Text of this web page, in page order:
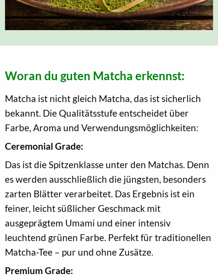
Woran du guten Matcha erkennst:
Matcha ist nicht gleich Matcha, das ist sicherlich
bekannt. Die Qualitätsstufe entscheidet über
Farbe, Aroma und Verwendungsmöglichkeiten:
Ceremonial Grade:
Das ist die Spitzenklasse unter den Matchas. Denn
es werden ausschließlich die jüngsten, besonders
zarten Blätter verarbeitet. Das Ergebnis ist ein
feiner, leicht süßlicher Geschmack mit
ausgeprägtem Umami und einer intensiv
leuchtend grünen Farbe. Perfekt für traditionellen
Matcha-Tee – pur und ohne Zusätze.
Premium Grade: